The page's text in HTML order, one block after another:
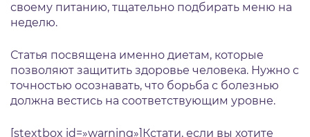
своему питанию, тщательно подбирать меню на
неделю.
Статья посвящена именно диетам, которые
позволяют защитить здоровье человека. Нужно с
точностью осознавать, что борьба с болезнью
должна вестись на соответствующим уровне.
[stextbox id=»warning»]Кстати, если вы хотите